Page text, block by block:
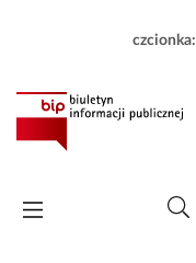
czcionka: